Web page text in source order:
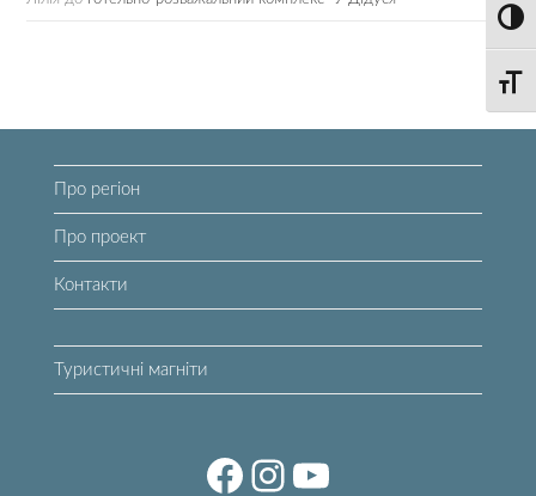
Про регіон
Про проект
Контакти
Туристичні магніти
FacebookInstagramYouTube